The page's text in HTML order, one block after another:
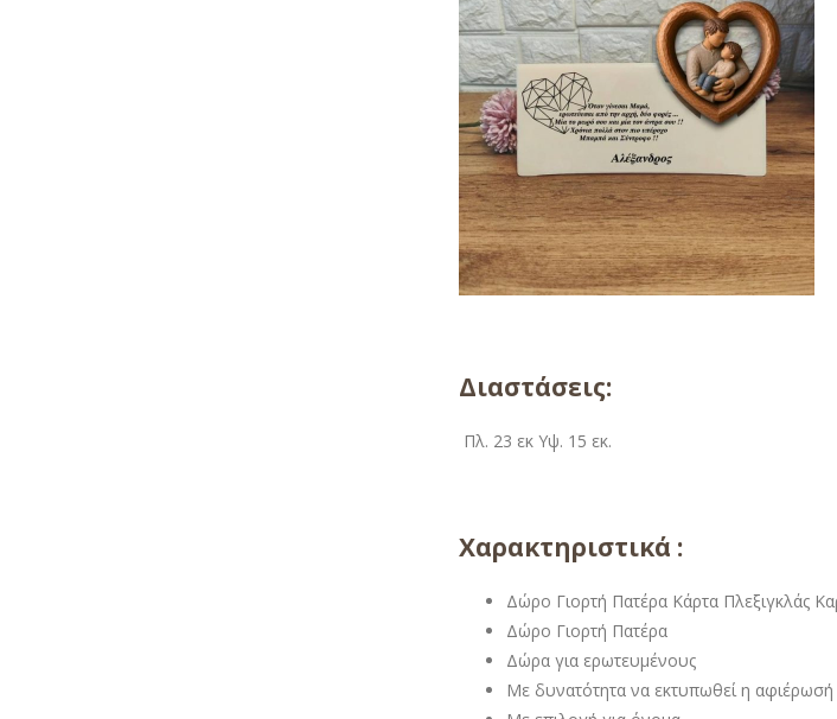
Διαστάσεις:
Πλ. 23 εκ Υψ. 15 εκ.
Χαρακτηριστικά :
Δώρο Γιορτή Πατέρα Κάρτα Πλεξιγκλάς
Δώρο Γιορτή Πατέρα
Δώρα για ερωτευμένους
Με δυνατότητα να εκτυπωθεί η αφιέρωσή